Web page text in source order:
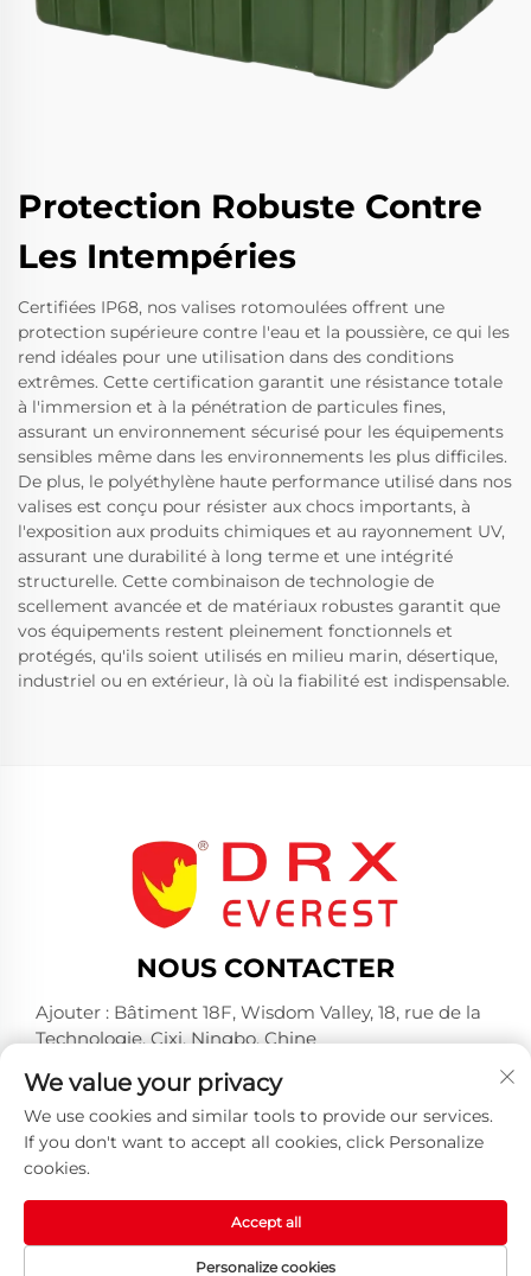
Protection Robuste Contre
Les Intempéries
Certifiées IP68, nos valises rotomoulées offrent une
protection supérieure contre l'eau et la poussière, ce qui les
rend idéales pour une utilisation dans des conditions
extrêmes. Cette certification garantit une résistance totale
à l'immersion et à la pénétration de particules fines,
assurant un environnement sécurisé pour les équipements
sensibles même dans les environnements les plus difficiles.
De plus, le polyéthylène haute performance utilisé dans nos
valises est conçu pour résister aux chocs importants, à
l'exposition aux produits chimiques et au rayonnement UV,
assurant une durabilité à long terme et une intégrité
structurelle. Cette combinaison de technologie de
scellement avancée et de matériaux robustes garantit que
vos équipements restent pleinement fonctionnels et
protégés, qu'ils soient utilisés en milieu marin, désertique,
industriel ou en extérieur, là où la fiabilité est indispensable.
NOUS CONTACTER
Ajouter : Bâtiment 18F, Wisdom Valley, 18, rue de la
Technologie, Cixi, Ningbo, Chine
Tél. : +86-574-23660321
E-mail :[email protected]
Tous droits réservés © 2025 par Huangshan DRX
We value your privacy
We use cookies and similar tools to provide our services.
If you don't want to accept all cookies, click Personalize
cookies.
Personalize cookies
Accept all